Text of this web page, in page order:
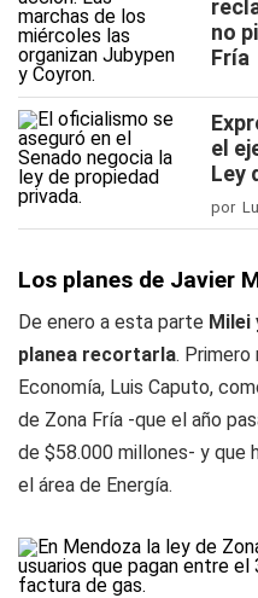
no
Fría
el
Ley
por
Los planes de Javier
De enero a esta parte Milei
planea recortarla. Primero
Economía, Luis Caputo,
de Zona Fría -que el año
de $58.000 millones- y que
el área de Energía.